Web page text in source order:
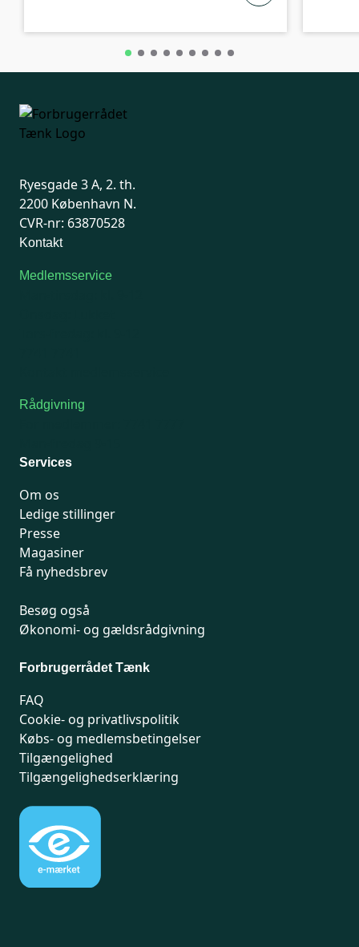
Ryesgade 3 A, 2. th.
2200 København N.
CVR-nr: 63870528
Kontakt
Medlemsservice
Rådgivning
Services
Om os
Ledige stillinger
Presse
Magasiner
Få nyhedsbrev
Besøg også
Økonomi- og gældsrådgivning
Forbrugerrådet Tænk
FAQ
Cookie- og privatlivspolitik
Købs- og medlemsbetingelser
Tilgængelighed
Tilgængelighedserklæring